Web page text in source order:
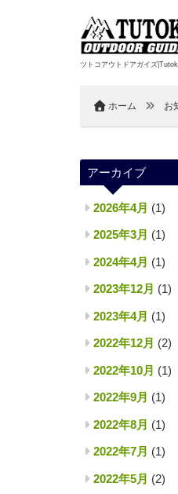
ツトコアウトドアガイズ
ホーム お
アーカイブ
2026年4月 (1)
2025年3月 (1)
2024年4月 (1)
2023年12月 (1)
2023年4月 (1)
2022年12月 (2)
2022年10月 (1)
2022年9月 (1)
2022年8月 (1)
2022年7月 (1)
2022年5月 (2)